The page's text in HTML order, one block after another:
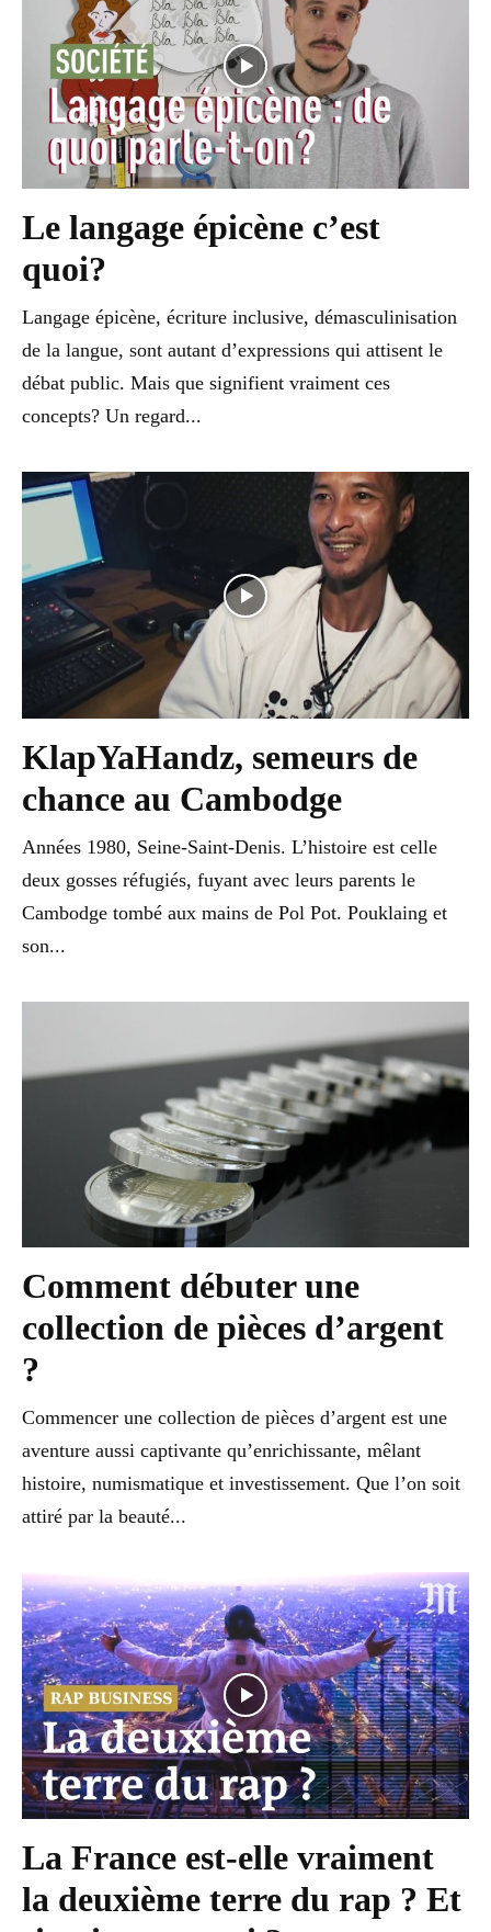
Le langage épicène c’est
quoi?
Langage épicène, écriture inclusive, démasculinisation
de la langue, sont autant d’expressions qui attisent le
débat public. Mais que signifient vraiment ces
concepts? Un regard...
KlapYaHandz, semeurs de
chance au Cambodge
Années 1980, Seine-Saint-Denis. L’histoire est celle
deux gosses réfugiés, fuyant avec leurs parents le
Cambodge tombé aux mains de Pol Pot. Pouklaing et
son...
Comment débuter une
collection de pièces d’argent
?
Commencer une collection de pièces d’argent est une
aventure aussi captivante qu’enrichissante, mêlant
histoire, numismatique et investissement. Que l’on soit
attiré par la beauté...
La France est-elle vraiment
la deuxième terre du rap ? Et